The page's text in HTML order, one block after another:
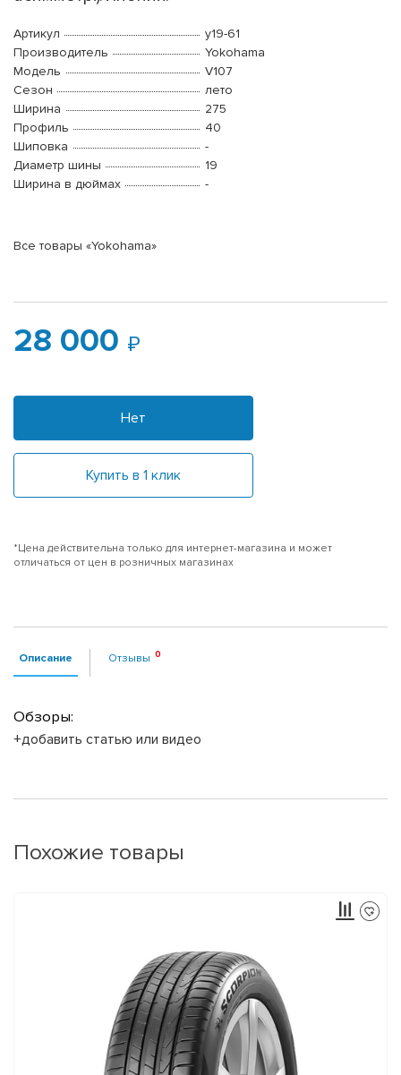
Артикул
y19-61
Производитель
Yokohama
Модель
V107
Сезон
лето
Ширина
275
Профиль
40
Шиповка
-
Диаметр шины
19
Ширина в дюймах
-
Все товары «Yokohama»
28 000
Нет
Купить в 1 клик
*Цена действительна только для интернет-магазина и может
отличаться от цен в розничных магазинах
Описание Отзывы
Обзоры:
+добавить статью или видео
Похожие товары